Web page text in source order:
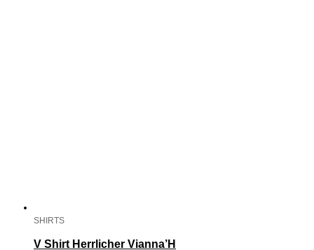
SHIRTS
V Shirt Herrlicher Vianna’H